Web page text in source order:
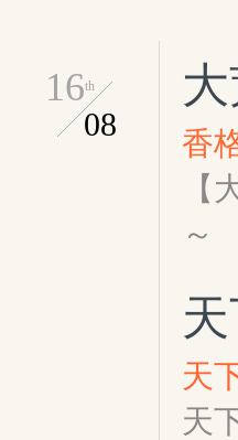
香
16th
08
【
～
天
天